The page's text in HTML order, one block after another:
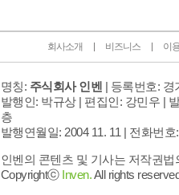
회사소개 비즈니스 이
명칭: 주식회사 인벤 | 등록번호: 경
발행인: 박규상 | 편집인: 강민우 |
층
발행연월일: 2004 11. 11 | 전화번호
인벤의 콘텐츠 및 기사는 저작권
Copyrightⓒ Inven.All rights